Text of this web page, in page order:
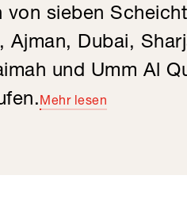
von sieben
Ajman, Dubai,
und Umm Al
Mehr lesen